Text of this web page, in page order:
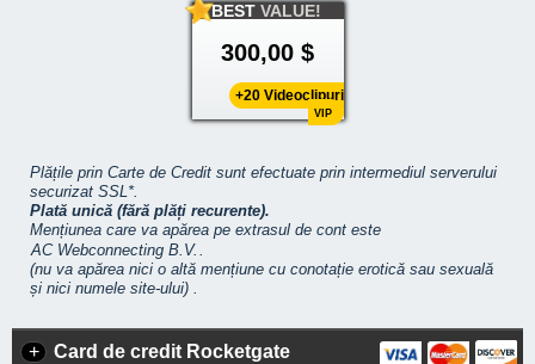
BEST VALUE!
300,00 $
+20 Videoclipuri
VIP
Plățile prin Carte de Credit sunt efectuate prin intermediul serverului
securizat SSL*.
Plată unică (fără plăți recurente).
Mențiunea care va apărea pe extrasul de cont este
.
(nu va apărea nici o altă mențiune cu conotație erotică sau sexuală
și nici numele site-ului) .
+ Card de credit Rocketgate